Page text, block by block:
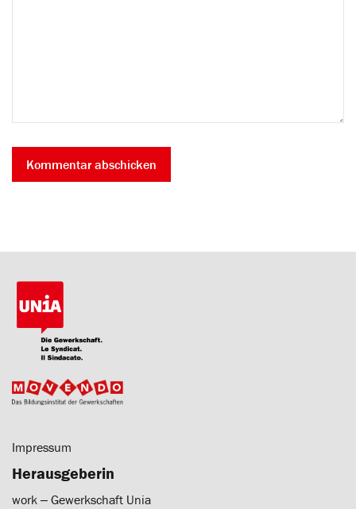
Impressum
Herausgeberin
work ‒ Gewerkschaft Unia